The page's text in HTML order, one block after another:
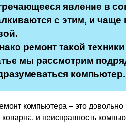
явление в
с этим, и
ремонт такой
мы рассмотрим
компьютер.
компьютера – это
коварна, и неисправность